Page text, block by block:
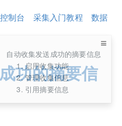
自动收集发送成功的摘要信息
1. 启用收集功能
2. 管理收集信息
3. 引用摘要信息
制台 采集入门教程
数据
功的摘要信